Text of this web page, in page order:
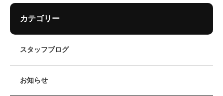
カテゴリー
スタッフブログ
お知らせ